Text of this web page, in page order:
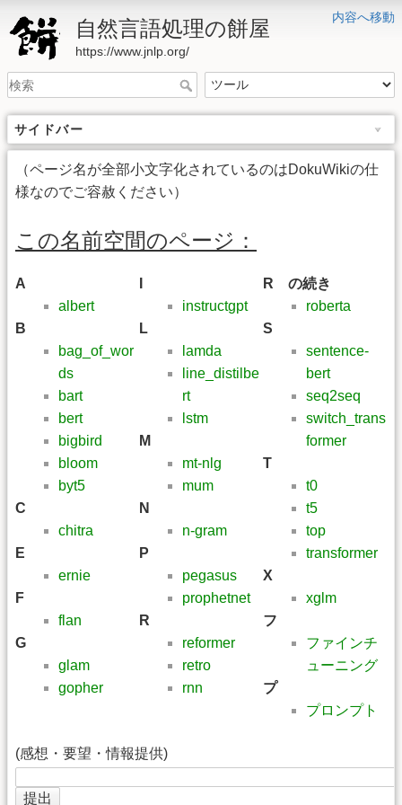
内容へ移動
自然言語処理の餅屋
https://www.jnlp.org/
サイドバー
（ページ名が全部小文字化されているのはDokuWikiの仕
様なのでご容赦ください）
この名前空間のページ：
A
albert
B
bag_of_wor
ds
bart
bert
bigbird
bloom
byt5
C
chitra
E
ernie
F
flan
G
glam
gopher
instructgpt
L
lamda
line_distilbe
rt
lstm
M
mt-nlg
mum
N
n-gram
P
pegasus
prophetnet
R
reformer
retro
rnn
R の続き
roberta
S
sentence-
bert
seq2seq
switch_trans
former
T
t0
t5
top
transformer
X
xglm
フ
ファインチ
ューニング
プ
プロンプト
(感想・要望・情報提供)